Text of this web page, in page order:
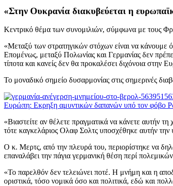
«Στην Ουκρανία διακυβεύεται η
Κεντρικό θέμα των συνομιλιών, σύμφωνα με τους
«Μεταξύ των στρατηγικών στόχων είναι να κάνουμε
Επομένως, μεταξύ Πολωνίας και Γερμανίας δεν
τίποτα και κανείς δεν θα προκαλέσει διχόνοια στην
Το μοναδικό σημείο δυσαρμονίας στις σημερινές
Ευρώπη: Eκρηξη αμυντικών δαπανών υπό τον φόβο
«Βιαστείτε αν θέλετε πραγματικά να κάνετε αυτήν
τότε καγκελάριος Ολαφ Σολτς υποσχέθηκε αυτήν
Ο κ. Μερτς, από την πλευρά του, περιορίστηκε να
επαναλάβει την πάγια γερμανική θέση περί
«Το παρελθόν δεν τελειώνει ποτέ. Η μνήμη και η
οριστικά, τόσο νομικά όσο και πολιτικά, εδώ και